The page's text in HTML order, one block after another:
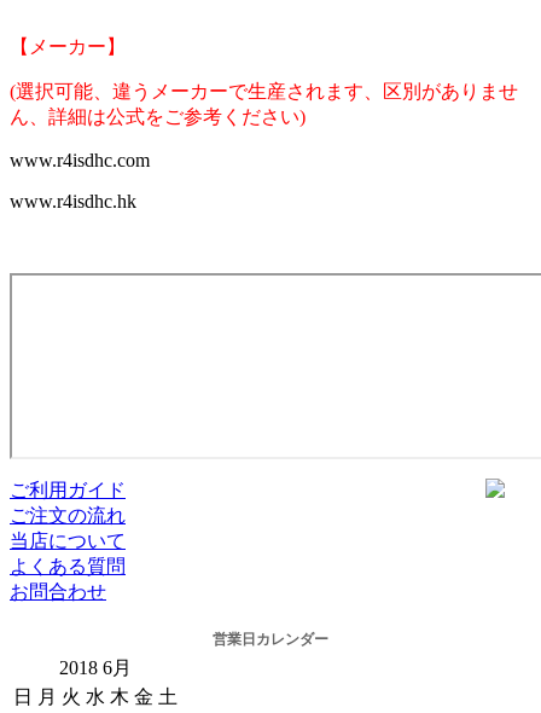
【メーカー】
(選択可能、違うメーカーで生産されます、区別がありませ
ん、詳細は公式をご参考ください)
www.r4isdhc.com
www.r4isdhc.hk
ご利用ガイド
ご注文の流れ
当店について
よくある質問
お問合わせ
営業日カレンダー
2018 6月
日
月 火 水 木 金 土